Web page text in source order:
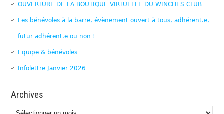
OUVERTURE DE LA BOUTIQUE VIRTUELLE DU WINCHES CLUB
Les bénévoles à la barre, évènement ouvert à tous, adhérent.e,
futur adhérent.e ou non !
Equipe & bénévoles
Infolettre Janvier 2026
Archives
Archives